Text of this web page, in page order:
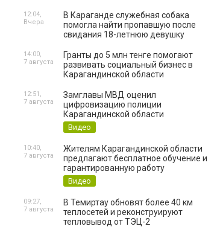
В Караганде служебная собака
помогла найти пропавшую после
свидания 18-летнюю девушку
12:04,
Вчера
Гранты до 5 млн тенге помогают
развивать социальный бизнес в
Карагандинской области
14:00,
7 августа
Замглавы МВД оценил
цифровизацию полиции
Карагандинской области
Видео
12:51,
7 августа
Жителям Карагандинской области
предлагают бесплатное обучение и
гарантированную работу
Видео
10:40,
7 августа
В Темиртау обновят более 40 км
теплосетей и реконструируют
тепловывод от ТЭЦ-2
09:27,
7 августа